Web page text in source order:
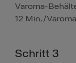
Varoma-
12 Min./
Schritt 3